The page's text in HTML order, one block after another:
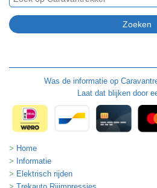
Was de informatie op
Laat dat blijken door
Home
Informatie
Elektrisch rijden